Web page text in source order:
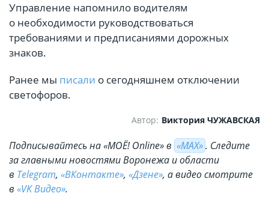
Управление напомнило водителям
о необходимости руководствоваться
требованиями и предписаниями дорожных
знаков.
Ранее мы писали о сегодняшнем отключении
светофоров.
Автор: Виктория ЧУЖАВСКАЯ
Подписывайтесь на «МОЁ! Online» в «МАХ». Cледите
за главными новостями Воронежа и области
в Telegram, «ВКонтакте», «Дзене», а видео смотрите
в «VK Видео».